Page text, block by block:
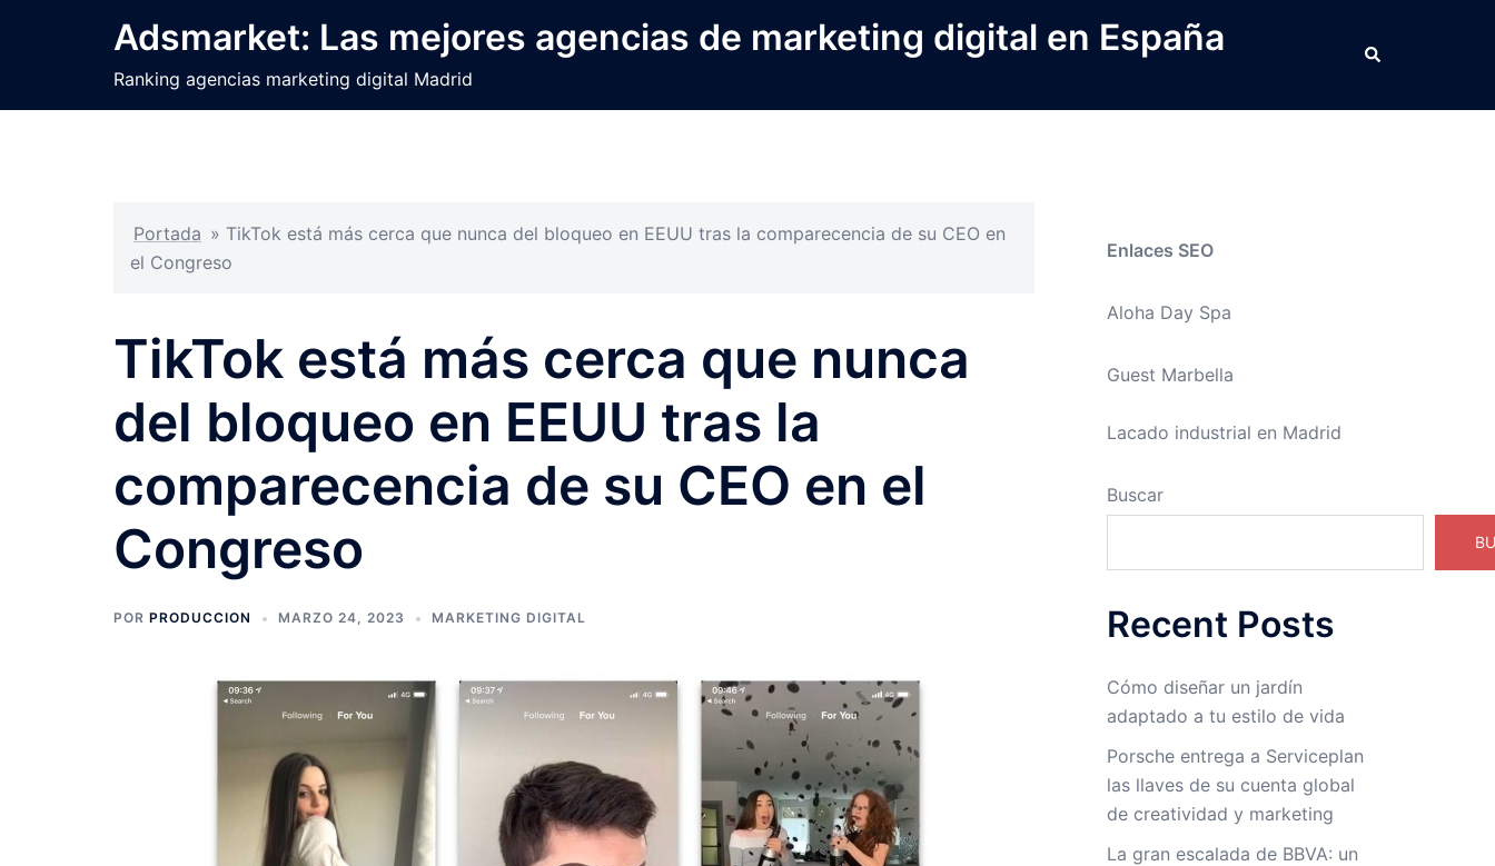
Adsmarket: Las mejores agencias de marketing digital en España
Ranking agencias marketing digital Madrid
Buscar
Portada » TikTok está más cerca que nunca del bloqueo en EEUU tras la comparecencia de su CEO en
el Congreso
TikTok está más cerca que nunca
del bloqueo en EEUU tras la
comparecencia de su CEO en el
Congreso
POR PRODUCCION MARZO 24, 2023 MARKETING DIGITAL
Enlaces SEO
Aloha Day Spa
Guest Marbella
Lacado industrial en Madrid
Buscar
Recent Posts
Cómo diseñar un jardín
adaptado a tu estilo de vida
Porsche entrega a Serviceplan
las llaves de su cuenta global
de creatividad y marketing
La gran escalada de BBVA: un